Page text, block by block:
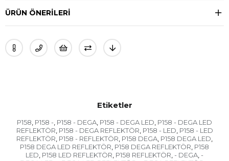
ÜRÜN ÖNERILERI
Etiketler
P158 P158 - P158 - DEGA P158 - DEGA LED P158 - DEGA LED
REFLEKTÖR P158 - DEGA REFLEKTÖR P158 - LED P158 - LED
REFLEKTÖR P158 - REFLEKTÖR P158 DEGA P158 DEGA LED
P158 DEGA LED REFLEKTÖR P158 DEGA REFLEKTÖR P158
LED P158 LED REFLEKTÖR P158 REFLEKTÖR - DEGA -